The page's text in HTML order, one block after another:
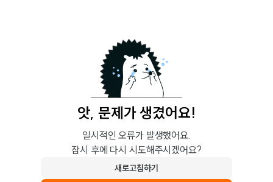
앗, 문제가 생겼어요!
일시적인 오류가 발생했어요.
잠시 후에 다시 시도해주시겠어요?
새로고침하기